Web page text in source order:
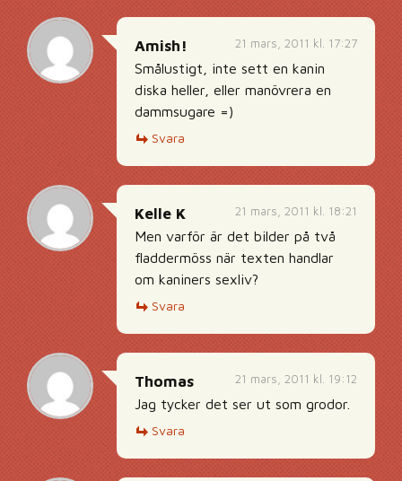
21 mars, 2011 kl. 17:27
Amish!
Smålustigt, inte sett en kanin
diska heller, eller manövrera en
dammsugare =)
Svara
21 mars, 2011 kl. 18:21
Kelle K
Men varför är det bilder på två
fladdermöss när texten handlar
om kaniners sexliv?
Svara
21 mars, 2011 kl. 19:12
Thomas
Jag tycker det ser ut som grodor.
Svara